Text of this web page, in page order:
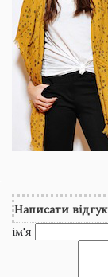
Написати відгук
ім'я